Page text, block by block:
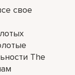
свое
The